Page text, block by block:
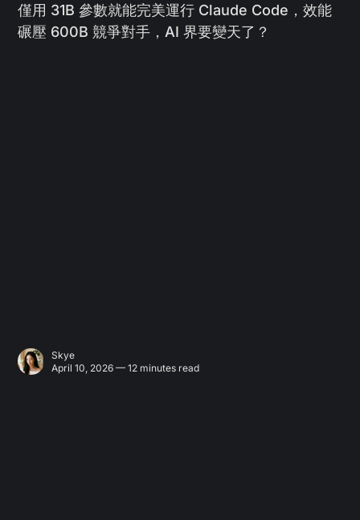
僅用 31B 參數就能完美運行 Claude Code，效能
碾壓 600B 競爭對手，AI 界要變天了？
Skye
April 10, 2026 — 12 minutes read